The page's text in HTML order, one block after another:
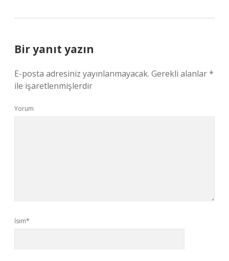
Bir yanıt yazın
E-posta adresiniz yayınlanmayacak. Gerekli alanlar*
ile işaretlenmişlerdir
Yorum
İsim*